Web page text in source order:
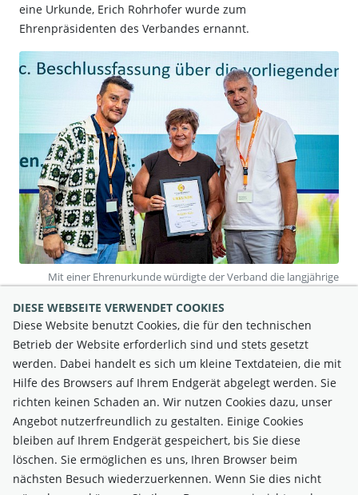
eine Urkunde, Erich Rohrhofer wurde zum
Ehrenpräsidenten des Verbandes ernannt.
Mit einer Ehrenurkunde würdigte der Verband die langjährige
Alle Fotos: © RedShift Media by Kevin Hackner
DIESE WEBSEITE VERWENDET COOKIES
Diese Website benutzt Cookies, die für den technischen
Betrieb der Website erforderlich sind und stets gesetzt
werden. Dabei handelt es sich um kleine Textdateien, die mit
Hilfe des Browsers auf Ihrem Endgerät abgelegt werden. Sie
richten keinen Schaden an. Wir nutzen Cookies dazu, unser
Angebot nutzerfreundlich zu gestalten. Einige Cookies
bleiben auf Ihrem Endgerät gespeichert, bis Sie diese
löschen. Sie ermöglichen es uns, Ihren Browser beim
nächsten Besuch wiederzuerkennen. Wenn Sie dies nicht